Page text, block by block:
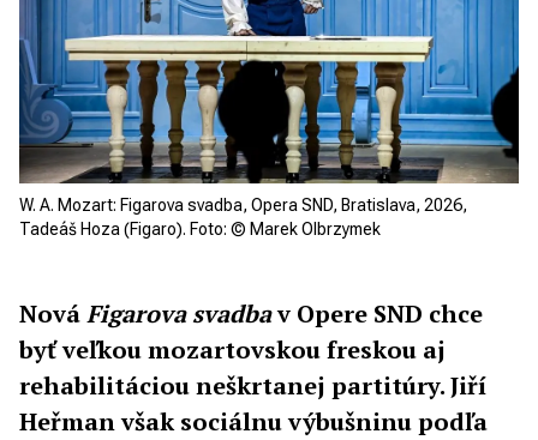
W. A. Mozart: Figarova svadba, Opera SND, Bratislava, 2026,
Tadeáš Hoza (Figaro). Foto: © Marek Olbrzymek
NováFigarova svadbav Opere SND chce
byť veľkou mozartovskou freskou aj
rehabilitáciou neškrtanej partitúry. Jiří
Heřman však sociálnu výbušninu podľa